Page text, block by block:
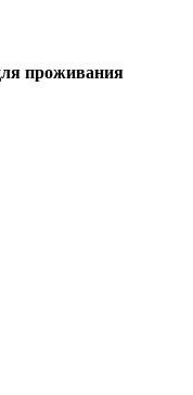
проживания